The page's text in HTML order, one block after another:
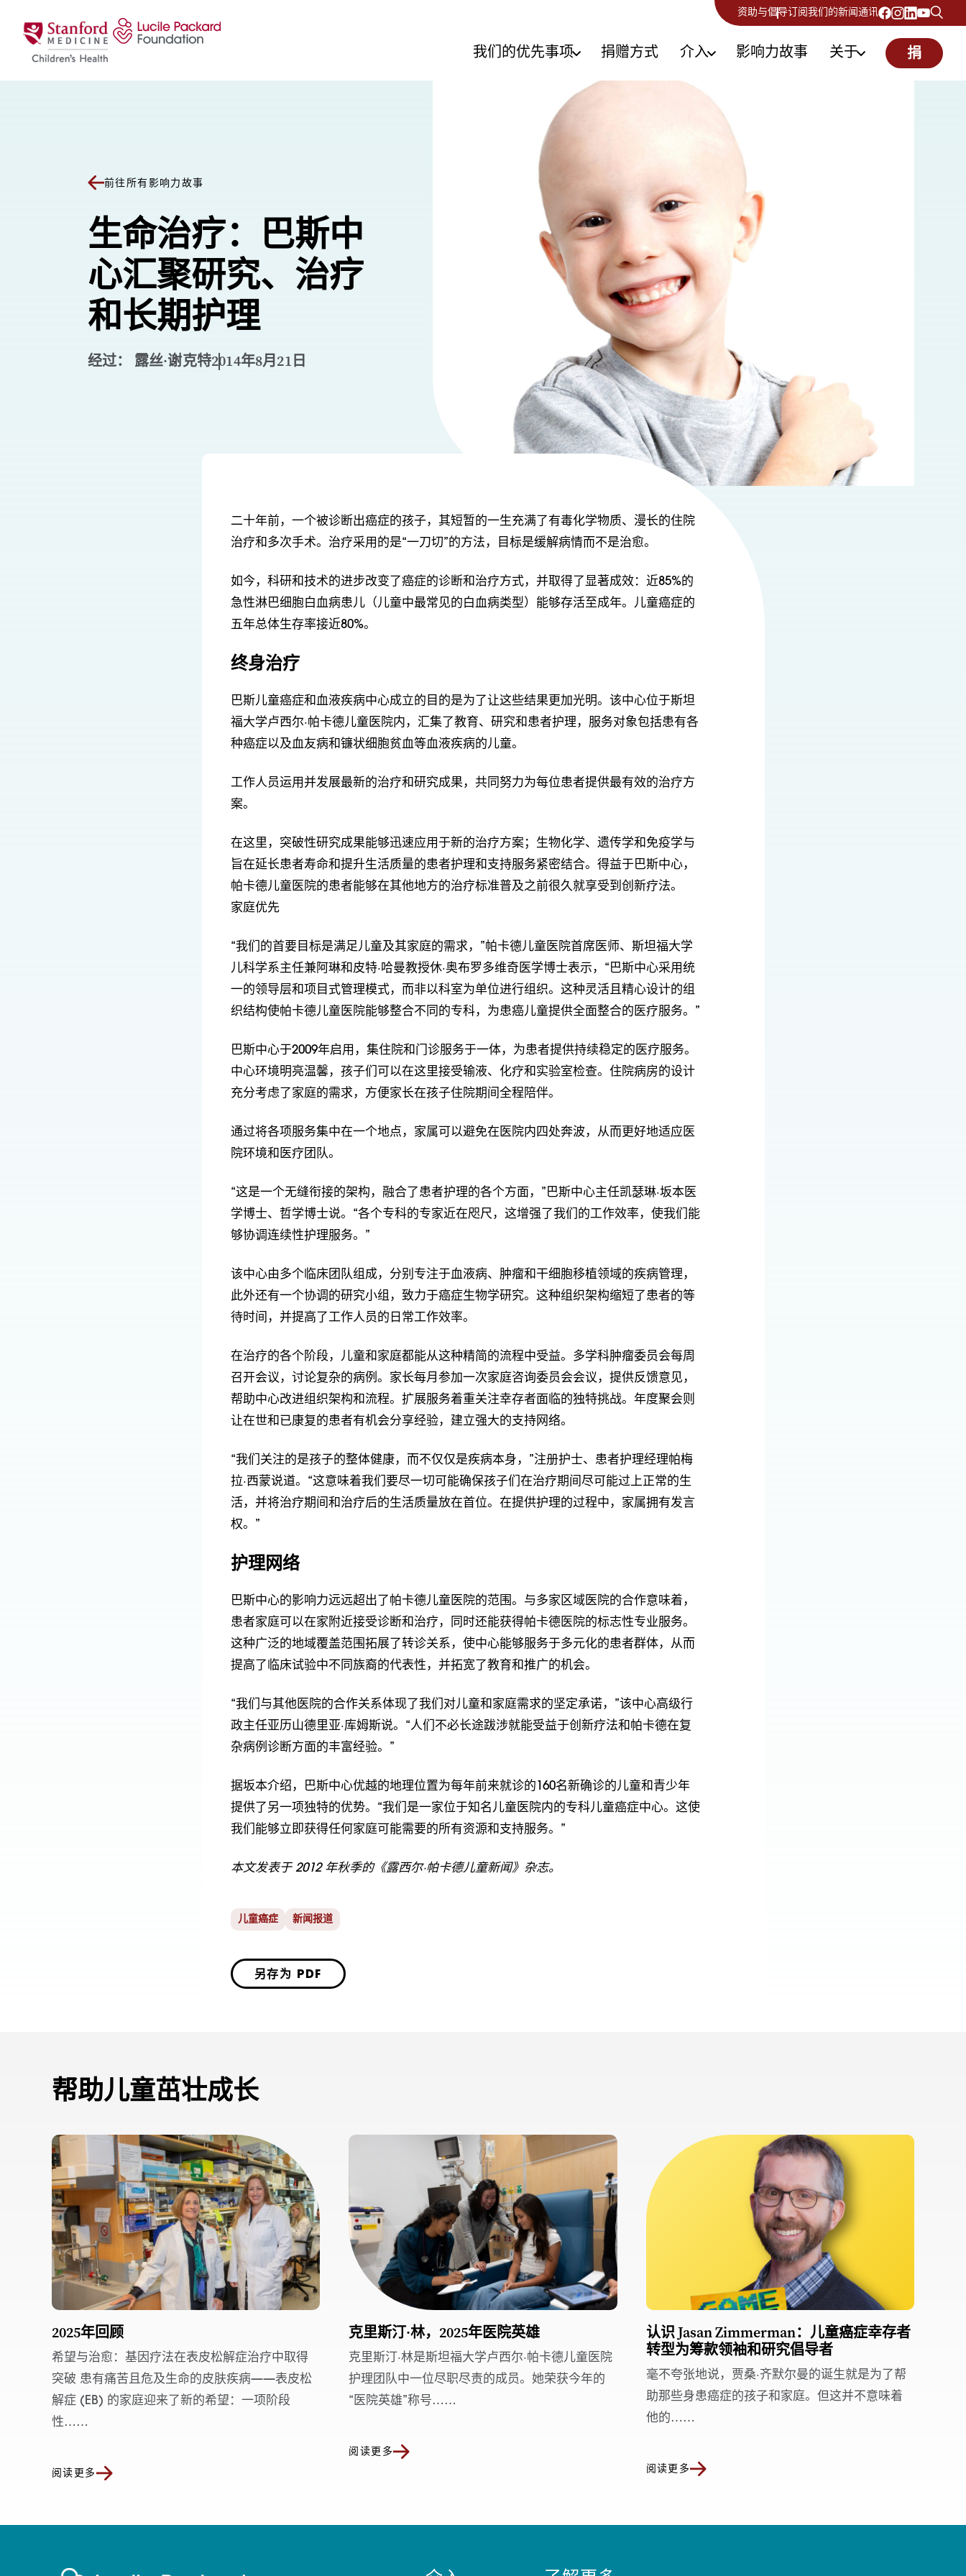
资助与倡导订阅我们的新闻通讯
我们的优先事项 捐赠方式 介入 影响力故事 关于 捐
前往所有影响力故事
生命治疗：巴斯中
心汇聚研究、治疗
和长期护理
经过： 露丝·谢克特2014年8月21日
二十年前，一个被诊断出癌症的孩子，其短暂的一生充满了有毒化学物质、漫长的住院
治疗和多次手术。治疗采用的是“一刀切”的方法，目标是缓解病情而不是治愈。
如今，科研和技术的进步改变了癌症的诊断和治疗方式，并取得了显著成效：近85%的
急性淋巴细胞白血病患儿（儿童中最常见的白血病类型）能够存活至成年。儿童癌症的
五年总体生存率接近80%。
终身治疗
巴斯儿童癌症和血液疾病中心成立的目的是为了让这些结果更加光明。该中心位于斯坦
福大学卢西尔·帕卡德儿童医院内，汇集了教育、研究和患者护理，服务对象包括患有各
种癌症以及血友病和镰状细胞贫血等血液疾病的儿童。
工作人员运用并发展最新的治疗和研究成果，共同努力为每位患者提供最有效的治疗方
案。
在这里，突破性研究成果能够迅速应用于新的治疗方案；生物化学、遗传学和免疫学与
旨在延长患者寿命和提升生活质量的患者护理和支持服务紧密结合。得益于巴斯中心，
帕卡德儿童医院的患者能够在其他地方的治疗标准普及之前很久就享受到创新疗法。
家庭优先
“我们的首要目标是满足儿童及其家庭的需求，”帕卡德儿童医院首席医师、斯坦福大学
儿科学系主任兼阿琳和皮特·哈曼教授休·奥布罗多维奇医学博士表示，“巴斯中心采用统
一的领导层和项目式管理模式，而非以科室为单位进行组织。这种灵活且精心设计的组
织结构使帕卡德儿童医院能够整合不同的专科，为患癌儿童提供全面整合的医疗服务。”
巴斯中心于2009年启用，集住院和门诊服务于一体，为患者提供持续稳定的医疗服务。
中心环境明亮温馨，孩子们可以在这里接受输液、化疗和实验室检查。住院病房的设计
充分考虑了家庭的需求，方便家长在孩子住院期间全程陪伴。
通过将各项服务集中在一个地点，家属可以避免在医院内四处奔波，从而更好地适应医
院环境和医疗团队。
“这是一个无缝衔接的架构，融合了患者护理的各个方面，”巴斯中心主任凯瑟琳·坂本医
学博士、哲学博士说。“各个专科的专家近在咫尺，这增强了我们的工作效率，使我们能
够协调连续性护理服务。”
该中心由多个临床团队组成，分别专注于血液病、肿瘤和干细胞移植领域的疾病管理，
此外还有一个协调的研究小组，致力于癌症生物学研究。这种组织架构缩短了患者的等
待时间，并提高了工作人员的日常工作效率。
在治疗的各个阶段，儿童和家庭都能从这种精简的流程中受益。多学科肿瘤委员会每周
召开会议，讨论复杂的病例。家长每月参加一次家庭咨询委员会会议，提供反馈意见，
帮助中心改进组织架构和流程。扩展服务着重关注幸存者面临的独特挑战。年度聚会则
让在世和已康复的患者有机会分享经验，建立强大的支持网络。
“我们关注的是孩子的整体健康，而不仅仅是疾病本身，”注册护士、患者护理经理帕梅
拉·西蒙说道。“这意味着我们要尽一切可能确保孩子们在治疗期间尽可能过上正常的生
活，并将治疗期间和治疗后的生活质量放在首位。在提供护理的过程中，家属拥有发言
权。”
护理网络
巴斯中心的影响力远远超出了帕卡德儿童医院的范围。与多家区域医院的合作意味着，
患者家庭可以在家附近接受诊断和治疗，同时还能获得帕卡德医院的标志性专业服务。
这种广泛的地域覆盖范围拓展了转诊关系，使中心能够服务于多元化的患者群体，从而
提高了临床试验中不同族裔的代表性，并拓宽了教育和推广的机会。
“我们与其他医院的合作关系体现了我们对儿童和家庭需求的坚定承诺，”该中心高级行
政主任亚历山德里亚·库姆斯说。“人们不必长途跋涉就能受益于创新疗法和帕卡德在复
杂病例诊断方面的丰富经验。”
据坂本介绍，巴斯中心优越的地理位置为每年前来就诊的160名新确诊的儿童和青少年
提供了另一项独特的优势。“我们是一家位于知名儿童医院内的专科儿童癌症中心。这使
我们能够立即获得任何家庭可能需要的所有资源和支持服务。”
本文发表于 2012 年秋季的《露西尔·帕卡德儿童新闻》杂志。
儿童癌症 新闻报道
另存为 PDF
帮助儿童茁壮成长
2025年回顾
希望与治愈：基因疗法在表皮松解症治疗中取得
突破 患有痛苦且危及生命的皮肤疾病——表皮松
解症 (EB) 的家庭迎来了新的希望：一项阶段
性……
阅读更多
克里斯汀·林，2025年医院英雄
克里斯汀·林是斯坦福大学卢西尔·帕卡德儿童医院
护理团队中一位尽职尽责的成员。她荣获今年的
“医院英雄”称号……
阅读更多
认识 Jasan Zimmerman：儿童癌症幸存者
转型为筹款领袖和研究倡导者
毫不夸张地说，贾桑·齐默尔曼的诞生就是为了帮
助那些身患癌症的孩子和家庭。但这并不意味着
他的……
阅读更多